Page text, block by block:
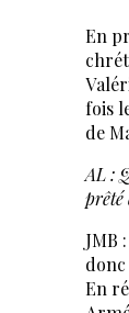
En
fois
de
AL :
prêté
JMB
donc
En